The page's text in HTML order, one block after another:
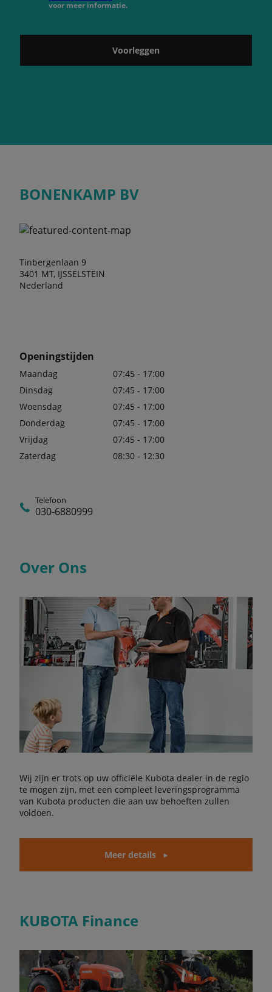
voor meer informatie.
Voorleggen
BONENKAMP BV
Tinbergenlaan 9
3401 MT, IJSSELSTEIN
Nederland
Openingstijden
Maandag
07:45 - 17:00
Dinsdag
07:45 - 17:00
Woensdag
07:45 - 17:00
Donderdag
07:45 - 17:00
Vrijdag
07:45 - 17:00
Zaterdag
08:30 - 12:30
Telefoon
030-6880999
Over Ons
Wij zijn er trots op uw officiële Kubota dealer in de regio
te mogen zijn, met een compleet leveringsprogramma
van Kubota producten die aan uw behoeften zullen
voldoen.
Meer details
KUBOTA Finance